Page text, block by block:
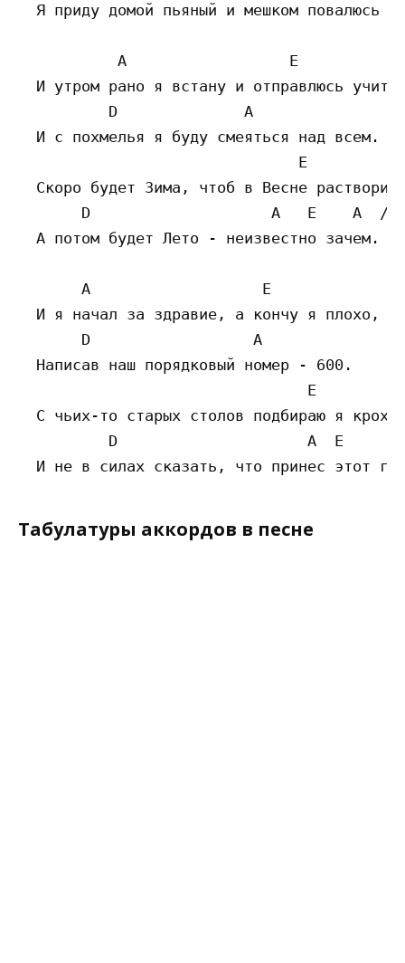
Я приду домой пьяный и мешком повалюсь
           A                  E
И утром рано я встану и отправлюсь
          D              A
  И с похмелья я буду смеяться над всем.
                               E
Скоро будет Зима, чтоб в Весне
D                    A   E    A  /A
  А потом будет Лето - неизвестно зачем.
       A                   E
  И я начал за здравие, а кончу я плохо,
       D                  A
  Написав наш порядковый номер - 600.
                                E
С чьих-то старых столов подбираю я
D                     A  E     A
Табулатуры аккордов в песне